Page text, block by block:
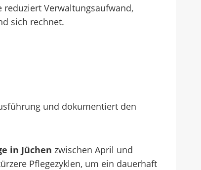
Verwaltungsaufwand,
sich rechnet.
und dokumentiert den
in Jüchen zwischen April und
Pflegezyklen, um ein dauerhaft